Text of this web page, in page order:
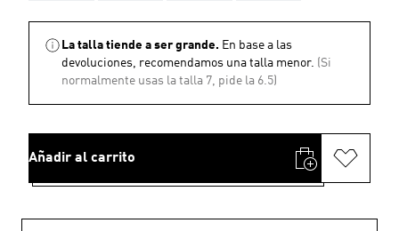
La talla tiende a ser grande. En base a las
devoluciones, recomendamos una talla menor. (Si
normalmente usas la talla 7, pide la 6.5)
Añadir al carrito